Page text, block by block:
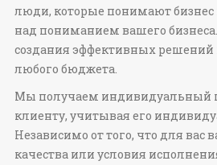
люди, которые понимают бизнес
над пониманием вашего
создания эффективных решений
любого бюджета.
Мы получаем индивидуальный
клиенту, учитывая его
Независимо от того, что для вас
качества или условия